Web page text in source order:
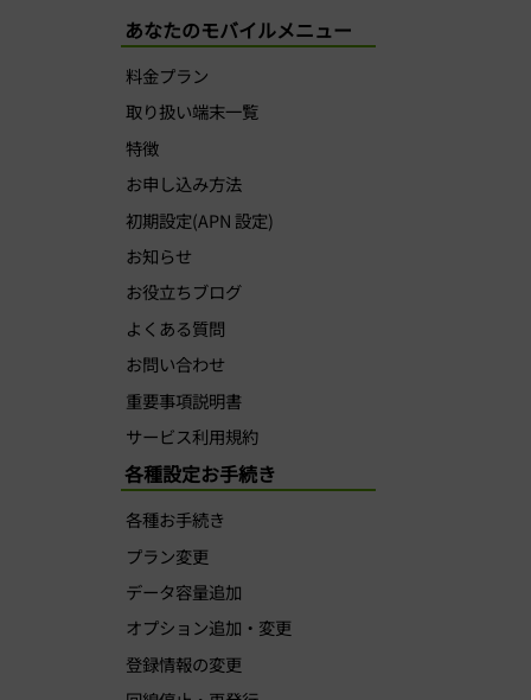
あなたのモバイルメニュー
料金プラン
取り扱い端末一覧
特徴
お申し込み方法
初期設定(APN 設定)
お知らせ
お役立ちブログ
よくある質問
お問い合わせ
重要事項説明書
サービス利用規約
各種設定お手続き
各種お手続き
プラン変更
データ容量追加
オプション追加・変更
登録情報の変更